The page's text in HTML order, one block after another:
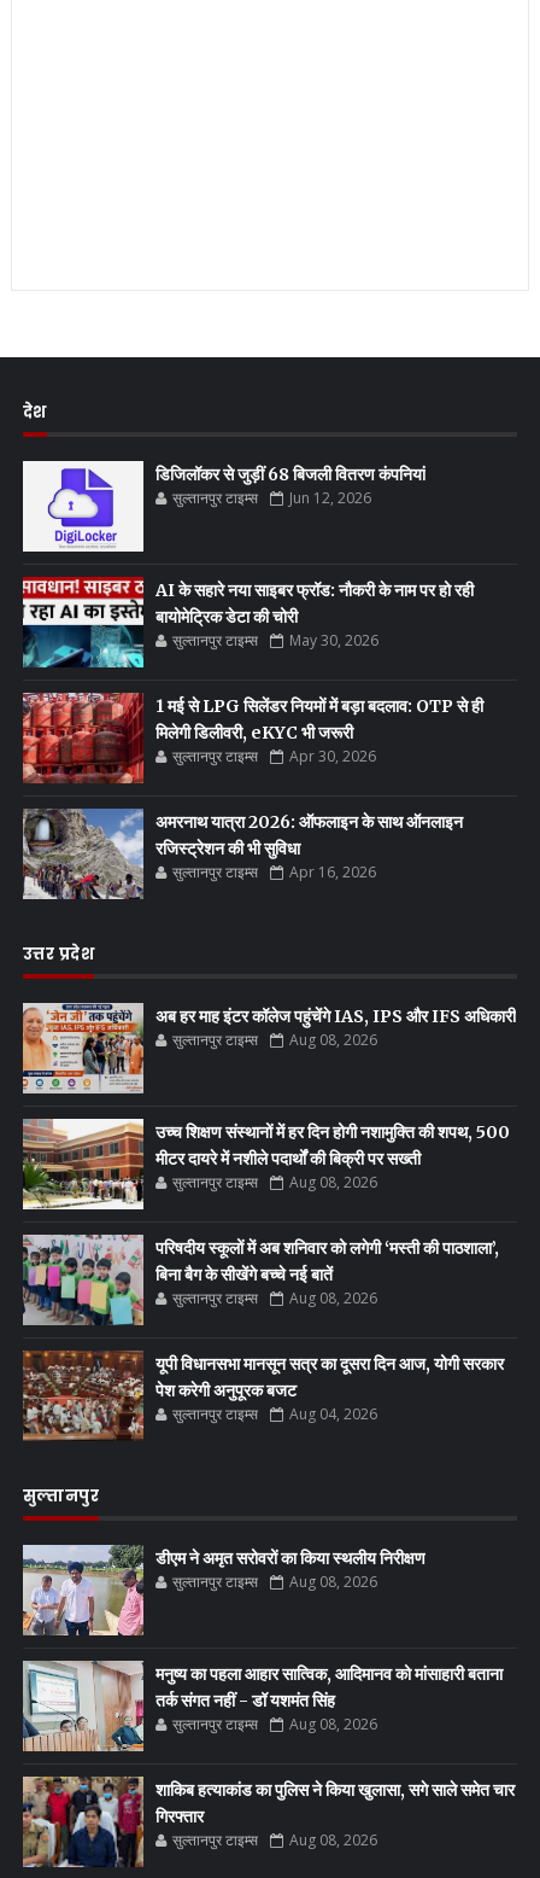
देश
डिजिलॉकर से जुड़ीं 68 बिजली वितरण कंपनियां
सुल्तानपुर टाइम्स Jun 12, 2026
AI के सहारे नया साइबर फ्रॉड: नौकरी के नाम पर हो रही
बायोमेट्रिक डेटा की चोरी
सुल्तानपुर टाइम्स May 30, 2026
1 मई से LPG सिलेंडर नियमों में बड़ा बदलाव: OTP से ही
मिलेगी डिलीवरी, eKYC भी जरूरी
सुल्तानपुर टाइम्स Apr 30, 2026
अमरनाथ यात्रा 2026: ऑफलाइन के साथ ऑनलाइन
रजिस्ट्रेशन की भी सुविधा
सुल्तानपुर टाइम्स Apr 16, 2026
उत्तर प्रदेश
अब हर माह इंटर कॉलेज पहुंचेंगे IAS, IPS और IFS अधिकारी
सुल्तानपुर टाइम्स Aug 08, 2026
उच्च शिक्षण संस्थानों में हर दिन होगी नशामुक्ति की शपथ, 500
मीटर दायरे में नशीले पदार्थों की बिक्री पर सख्ती
सुल्तानपुर टाइम्स Aug 08, 2026
परिषदीय स्कूलों में अब शनिवार को लगेगी ‘मस्ती की पाठशाला’,
बिना बैग के सीखेंगे बच्चे नई बातें
सुल्तानपुर टाइम्स Aug 08, 2026
यूपी विधानसभा मानसून सत्र का दूसरा दिन आज, योगी सरकार
पेश करेगी अनुपूरक बजट
सुल्तानपुर टाइम्स Aug 04, 2026
सुल्तानपुर
डीएम ने अमृत सरोवरों का किया स्थलीय निरीक्षण
सुल्तानपुर टाइम्स Aug 08, 2026
मनुष्य का पहला आहार सात्विक, आदिमानव को मांसाहारी बताना
तर्क संगत नहीं - डॉ यशमंत सिंह
सुल्तानपुर टाइम्स Aug 08, 2026
शाकिब हत्याकांड का पुलिस ने किया खुलासा, सगे साले समेत चार
गिरफ्तार
सुल्तानपुर टाइम्स Aug 08, 2026